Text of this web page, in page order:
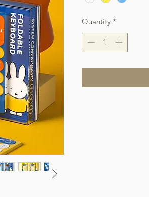
Quantity *